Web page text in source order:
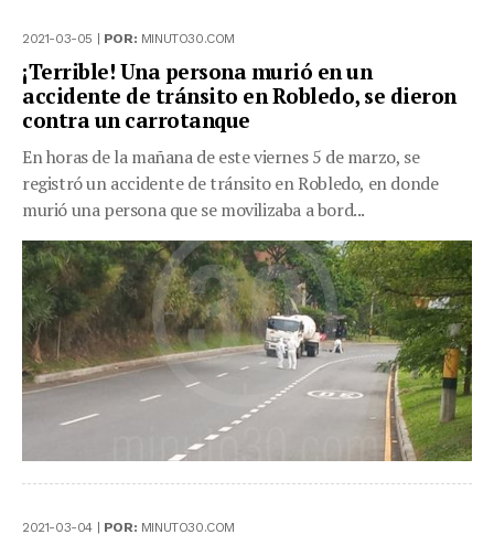
2021-03-05 | POR: MINUTO30.COM
¡Terrible! Una persona murió en un
accidente de tránsito en Robledo, se dieron
contra un carrotanque
En horas de la mañana de este viernes 5 de marzo, se
registró un accidente de tránsito en Robledo, en donde
murió una persona que se movilizaba a bord...
2021-03-04 | POR: MINUTO30.COM